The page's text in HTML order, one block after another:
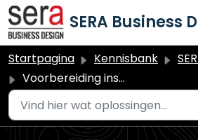
Doorgaan naar hoofdinhoud
Startpagina Kennisbank
SERA
Voorbereiding instellingen verhuur